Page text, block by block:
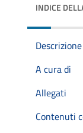
INDICE
Descrizione
A cura di
Allegati
Contenuti